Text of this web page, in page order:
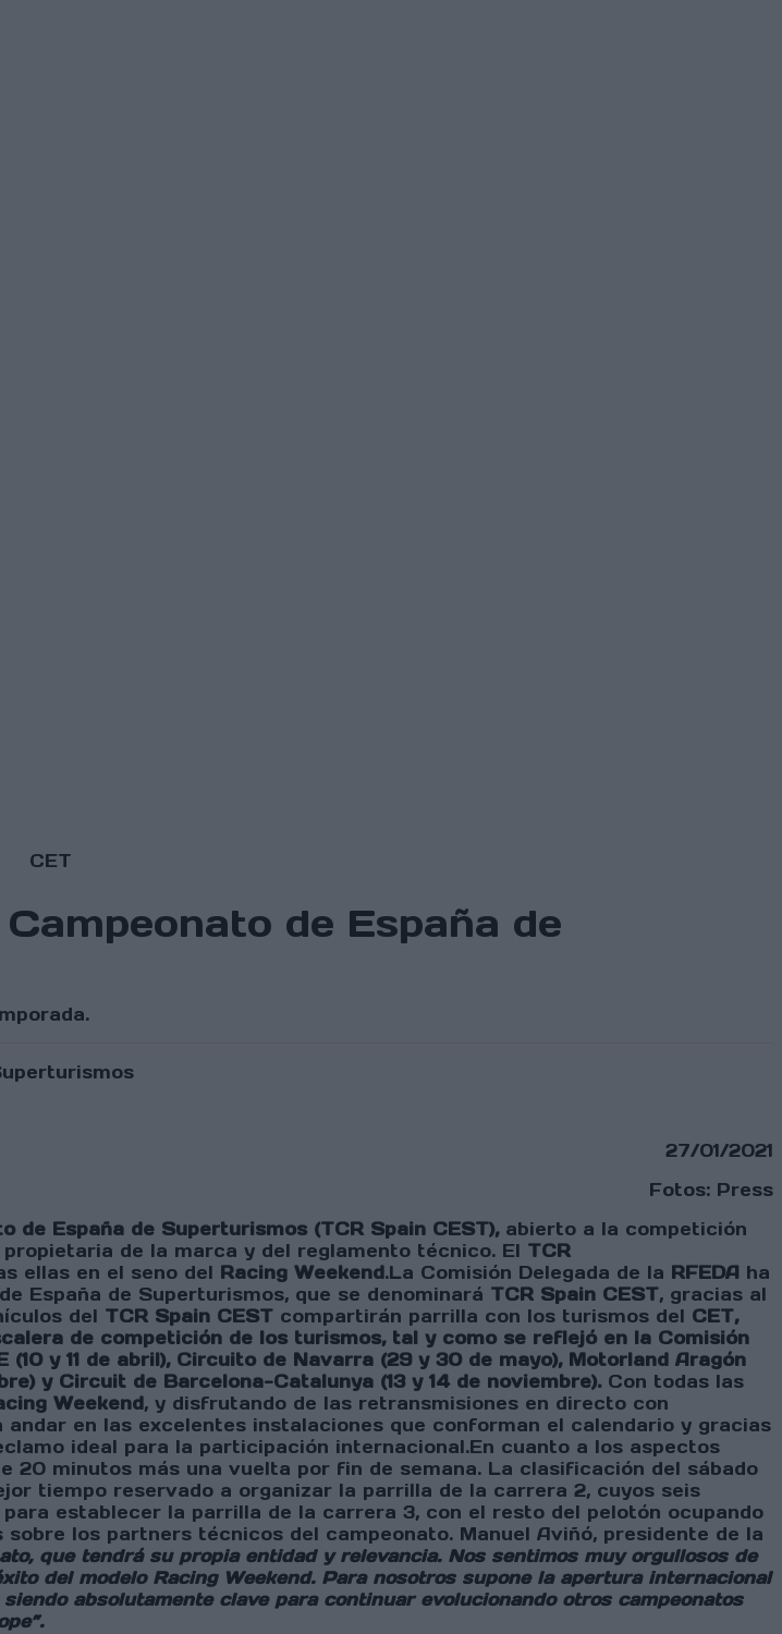
CET
de España de
27/01/2021
Fotos: Press
de España de Superturismos (TCR Spain CEST),abierto a la competición
de la marca y del reglamento técnico. El TCR
ellas en el seno del Racing Weekend.La Comisión Delegada de la RFEDA ha
España de Superturismos, que se denominará TCR Spain CEST, gracias al
del TCR Spain CEST compartirán parrilla con los turismos del CET,
de competición de los turismos, tal y como se reflejó en la Comisión
(10 y 11 de abril), Circuito de Navarra (29 y 30 de mayo), Motorland Aragón
y Circuit de Barcelona-Catalunya (13 y 14 de noviembre). Con todas las
Weekend, y disfrutando de las retransmisiones en directo con
en las excelentes instalaciones que conforman el calendario y gracias
ideal para la participación internacional.En cuanto a los aspectos
minutos más una vuelta por fin de semana. La clasificación del sábado
tiempo reservado a organizar la parrilla de la carrera 2, cuyos seis
establecer la parrilla de la carrera 3, con el resto del pelotón ocupando
los partners técnicos del campeonato. Manuel Aviñó, presidente de la
que tendrá su propia entidad y relevancia. Nos sentimos muy orgullosos de
del modelo Racing Weekend. Para nosotros supone la apertura internacional
absolutamente clave para continuar evolucionando otros campeonatos